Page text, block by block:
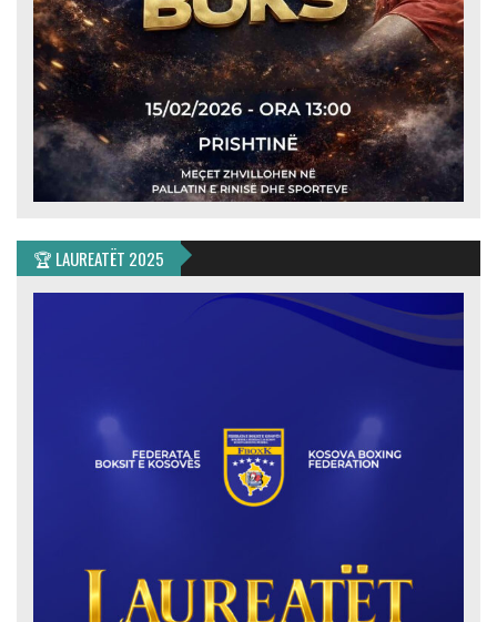
🏆 LAUREATËT 2025